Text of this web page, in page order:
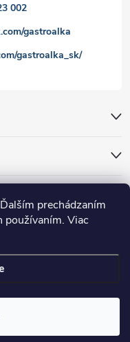
prechádzaním
používaním. Viac
002
gastroalka
gastroalka_sk/
. Všetky práva vyhradené.